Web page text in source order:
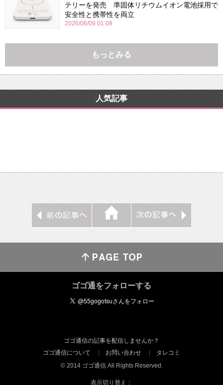
テリーを発売 準固体リチウムイオン電池採用で
安全性と携帯性を両立
2026/06/09 01:08
もっとみる
人気記事
ゴゴ通をフォローする
ゴゴ通信の記事を配信しませんか？
ゴゴ通信について
お問い合わせ
タレコミ
© 2014 ゴゴ通信 All Rights Reserved.
表示切り替え：